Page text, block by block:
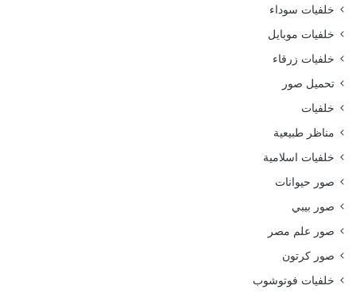
خلفيات سوداء
خلفيات موبايل
خلفيات زرقاء
تحميل صور
خلفيات
مناظر طبيعية
خلفيات اسلامية
صور حيوانات
صور بيبي
صور علم مصر
صور كرتون
خلفيات فوتوشوب